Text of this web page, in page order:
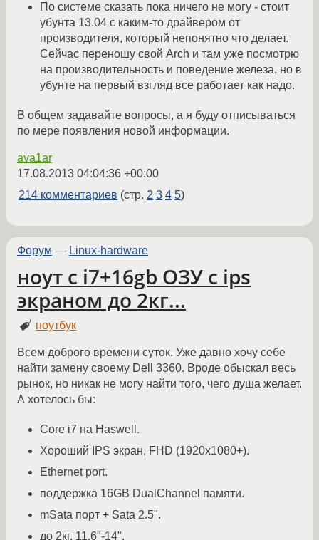
По системе сказать пока ничего не могу - стоит
убунта 13.04 с каким-то драйвером от
производителя, который непонятно что делает.
Сейчас переношу свой Arch и там уже посмотрю
на производительность и поведение железа, но в
убунте на первый взгляд все работает как надо.
В общем задавайте вопросы, а я буду отписываться
по мере появления новой информации.
ava1ar
17.08.2013 04:04:36 +00:00
214 комментариев (стр. 2 3 4 5)
Форум — Linux-hardware
ноут с i7+16gb ОЗУ с ips
экраном до 2кг...
ноутбук
Всем доброго времени суток. Уже давно хочу себе
найти замену своему Dell 3360. Вроде обыскал весь
рынок, но никак не могу найти того, чего душа желает.
А хотелось бы:
Core i7 на Haswell.
Хороший IPS экран, FHD (1920x1080+).
Ethernet port.
поддержка 16GB DualChannel памяти.
mSata порт + Sata 2.5".
до 2кг, 11.6"-14".